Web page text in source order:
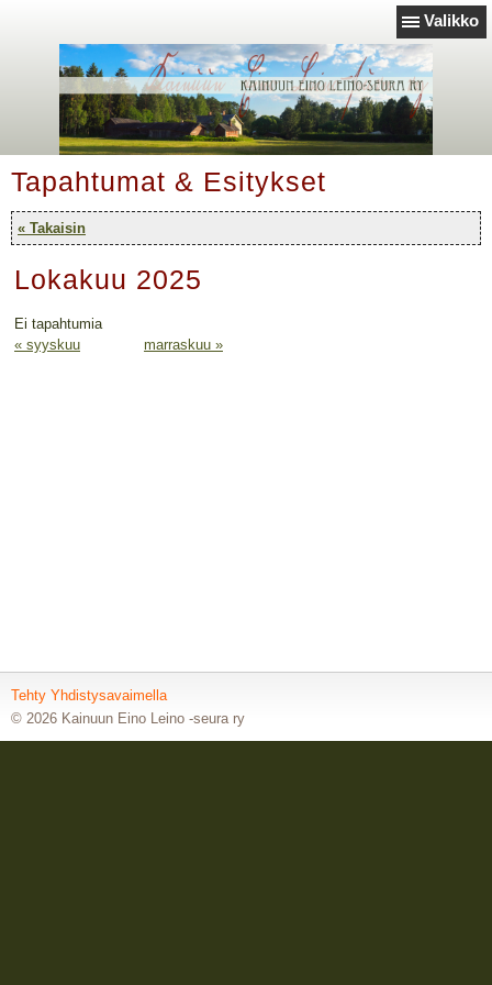
Valikko
Tapahtumat & Esitykset
« Takaisin
Lokakuu 2025
Ei tapahtumia
« syyskuu
marraskuu »
Tehty Yhdistysavaimella
© 2026 Kainuun Eino Leino -seura ry